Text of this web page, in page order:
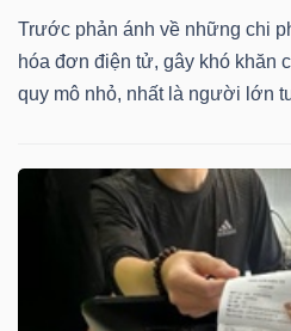
Trước phản ánh về những chi
hóa đơn điện tử, gây khó khăn
quy mô nhỏ, nhất là người lớn